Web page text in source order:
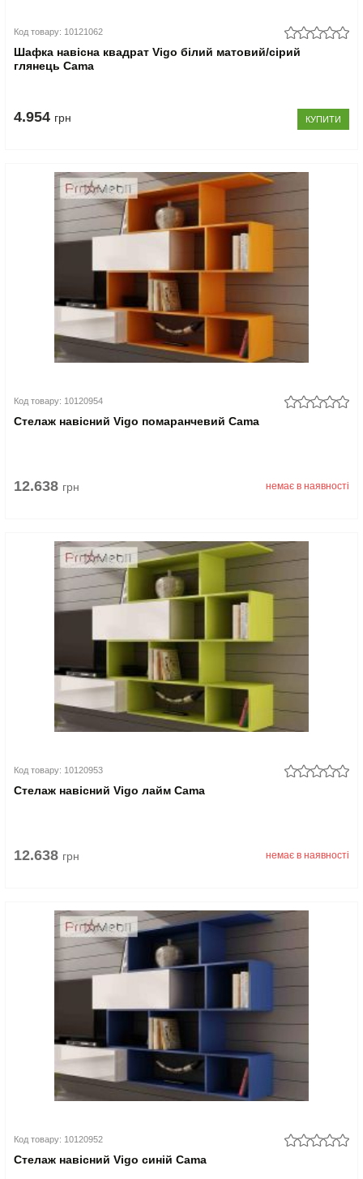
Код товару: 10121062
Шафка навісна квадрат Vigo білий матовий/сірий
глянець Cama
4.954 грн КУПИТИ
Код товару: 10120954
Стелаж навісний Vigo помаранчевий Cama
12.638 грн немає в наявності
Код товару: 10120953
Стелаж навісний Vigo лайм Cama
12.638 грн немає в наявності
Код товару: 10120952
Стелаж навісний Vigo синій Cama